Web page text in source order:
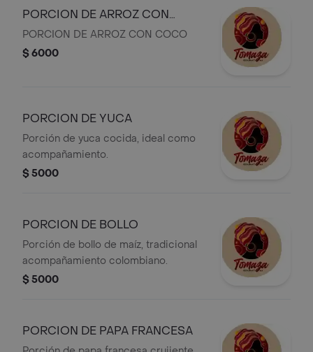
PORCION DE ARROZ CON
COCO
PORCION DE ARROZ CON COCO
$ 6000
PORCION DE YUCA
Porción de yuca cocida, ideal como
acompañamiento.
$ 5000
PORCION DE BOLLO
Porción de bollo de maíz, tradicional
acompañamiento colombiano.
$ 5000
PORCION DE PAPA FRANCESA